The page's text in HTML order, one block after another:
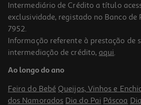
Adaptador Usb Wireless Tp-Link Tl-Wn822n
16.99 €/un
16,99 €
Intermediário de Crédito a título
exclusividade, registado no Banco de
7952.
Informação referente à prestação de
intermediação de crédito, aqui.
Ao longo do ano
Feira do Bebé Queijos, Vinhos e
dos Namorados Dia do Pai Páscoa